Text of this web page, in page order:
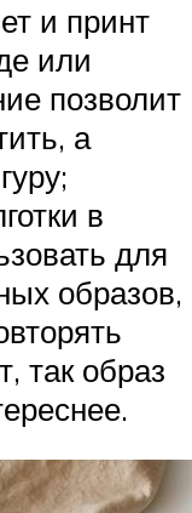
и принт
или
позволит
а
в
для
образов,
так образ